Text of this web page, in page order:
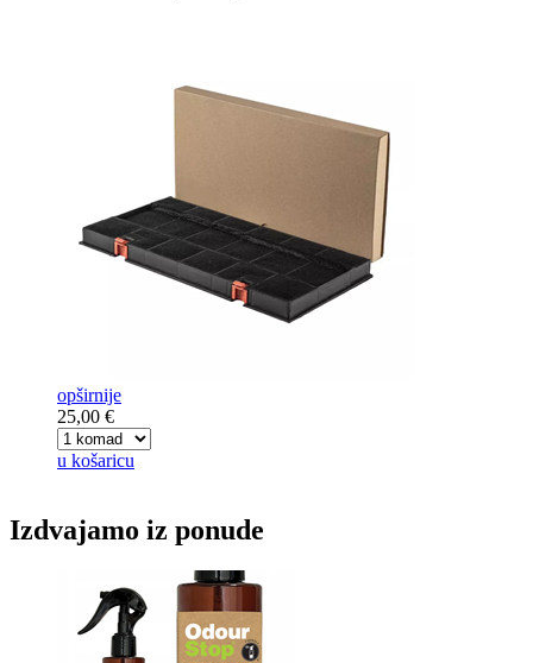
opširnije
25,00 €
u košaricu
Izdvajamo iz ponude